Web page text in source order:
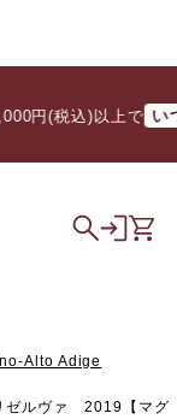
(税込)以上で いつで
Alto Adige
ルヴァ 2019【マグ